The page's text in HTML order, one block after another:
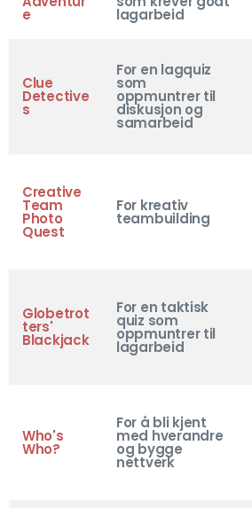
e lagarbeid
Clue
Detective
s
For en lagquiz
som
oppmuntrer til
diskusjon og
samarbeid
Creative
Team
Photo
Quest
For kreativ
teambuilding
Globetrot
ters'
Blackjack
For en taktisk
quiz som
oppmuntrer til
lagarbeid
Who's
Who?
For å bli kjent
med hverandre
og bygge
nettverk